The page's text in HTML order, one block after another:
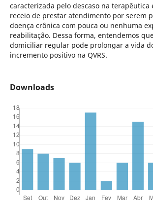
caracterizada pelo descaso na terapêutica
receio de prestar atendimento por serem
doença crônica com pouca ou nenhuma
reabilitação. Dessa forma, entendemos
domiciliar regular pode prolongar a vida
incremento positivo na QVRS.
Downloads